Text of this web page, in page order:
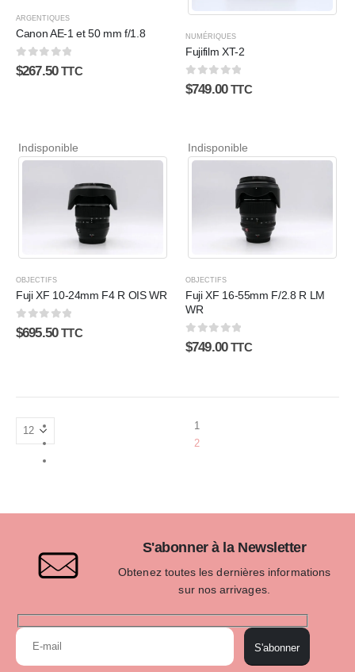
ARGENTIQUES
Canon AE-1 et 50 mm f/1.8
0sur 5
$267.50 TTC
NUMÉRIQUES
Fujifilm XT-2
0sur 5
$749.00 TTC
Indisponible
OBJECTIFS
Fuji XF 10-24mm F4 R OIS WR
0sur 5
$695.50 TTC
Indisponible
OBJECTIFS
Fuji XF 16-55mm F/2.8 R LM
WR
0sur 5
$749.00 TTC
1
2
S'abonner à la Newsletter
Obtenez toutes les dernières informations
sur nos arrivages.
S'abonner